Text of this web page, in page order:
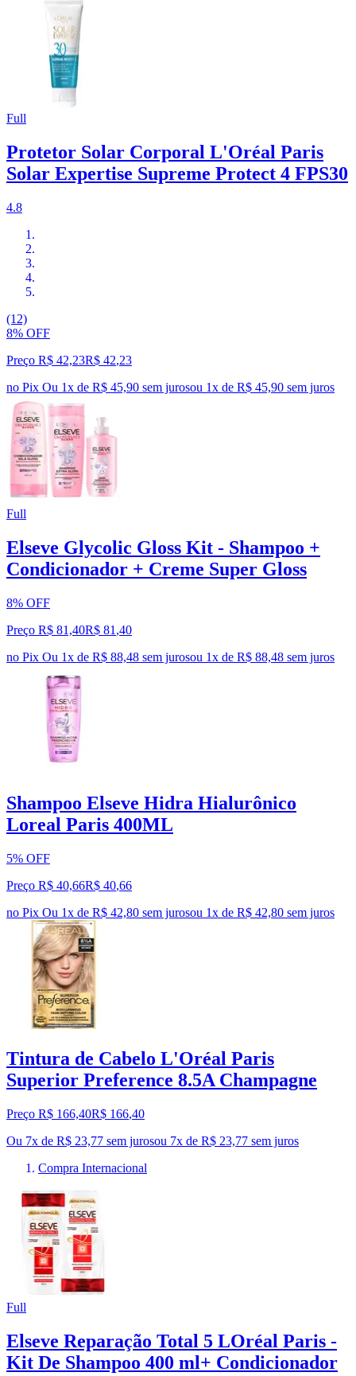
Full
Protetor Solar Corporal L'Oréal Paris
Solar Expertise Supreme Protect 4 FPS30
4.8
(12)
8% OFF
Preço R$ 42,23R$ 42,23
no Pix Ou 1x de R$ 45,90 sem jurosou 1x de R$ 45,90 sem juros
Full
Elseve Glycolic Gloss Kit - Shampoo +
Condicionador + Creme Super Gloss
8% OFF
Preço R$ 81,40R$ 81 ,40
no Pix Ou 1x de R$ 88,48 sem jurosou 1x de R$ 88,48 sem juros
Shampoo Elseve Hidra Hialurônico
Loreal Paris 400ML
5% OFF
Preço R$ 40,66R$ 40,66
no Pix Ou 1x de R$ 42,80 sem jurosou 1x de R$ 42,80 sem juros
Tintura de Cabelo L'Oréal Paris
Superior Preference 8.5A Champagne
Preço R$ 166,40R$ 166,40
Ou 7x de R$ 23,77 sem jurosou 7x de R$ 23,77 sem juros
Compra Internacional
Full
Elseve Reparação Total 5 LOréal Paris -
Kit De Shampoo 400 ml+ Condicionador